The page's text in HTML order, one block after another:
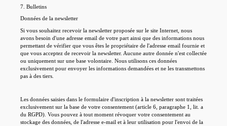
7. Bulletins
Données de la newsletter
Si vous souhaitez recevoir la newsletter proposée sur le site Internet, nous
avons besoin d'une adresse email de votre part ainsi que des informations nous
permettant de vérifier que vous êtes le propriétaire de l'adresse email fournie et
que vous acceptez de recevoir la newsletter. Aucune autre donnée n'est collectée
ou uniquement sur une base volontaire. Nous utilisons ces données
exclusivement pour envoyer les informations demandées et ne les transmettons
pas à des tiers.
Les données saisies dans le formulaire d'inscription à la newsletter sont traitées
exclusivement sur la base de votre consentement (article 6, paragraphe 1, lit. a
du RGPD). Vous pouvez à tout moment révoquer votre consentement au
stockage des données, de l'adresse e-mail et à leur utilisation pour l'envoi de la